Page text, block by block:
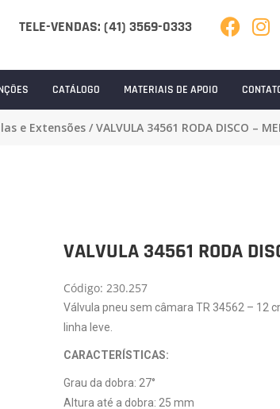
TELE-VENDAS: (41) 3569-0333
CATÁLOGO MATERIAIS DE APOIO
e Extensões/ VALVULA 34561 RODA DISCO –
VALVULA 34561 RODA
Código: 230.257
Válvula pneu sem câmara TR 34562 – 12
linha leve.
CARACTERÍSTICAS:
Grau da dobra: 27°
Altura até a dobra: 25 mm